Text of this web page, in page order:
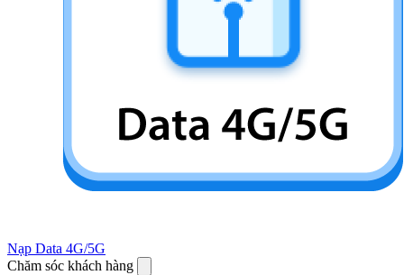
Nạp Data 4G/5G
Chăm sóc khách hàng